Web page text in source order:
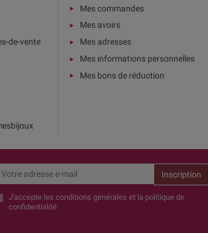
de-vente
Mes commandes
Mes avoirs
Mes adresses
Mes informations personnelles
Mes bons de réduction
J'accepte les conditions générales et la politique de
confidentialité